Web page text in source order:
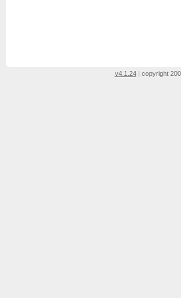
v4.1.24| copyright